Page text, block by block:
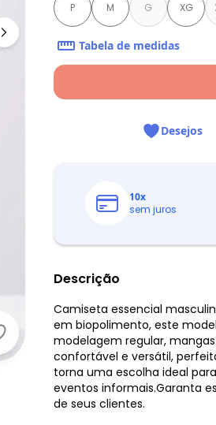
- Camiseta Masculina
P M G XG
Tabela de medidas
Desejos
10x
sem juros
Descrição
Camiseta essencial
em biopolimento, este
modelagem regular,
confortável e versátil,
torna uma escolha ideal
eventos informais.Garanta
de seus clientes.